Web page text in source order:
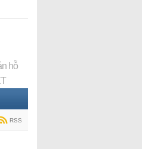
hỗ
RSS